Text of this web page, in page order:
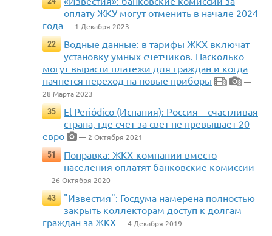
оплату ЖКУ могут отменить в начале 2024
года — 1 Декабря 2023
22
Водные данные: в тарифы ЖКХ включат
установку умных счетчиков. Насколько
могут вырасти платежи для граждан и когда
начнется переход на новые приборы
3 3 —
28 Марта 2023
35
El Periódico (Испания): Россия – счастливая
страна, где счет за свет не превышает 20
евро
— 2 Октября 2021
51
Поправка: ЖКХ-компании вместо
населения оплатят банковские комиссии
— 26 Октября 2020
43
"Известия": Госдума намерена полностью
закрыть коллекторам доступ к долгам
граждан за ЖКХ — 4 Декабря 2019